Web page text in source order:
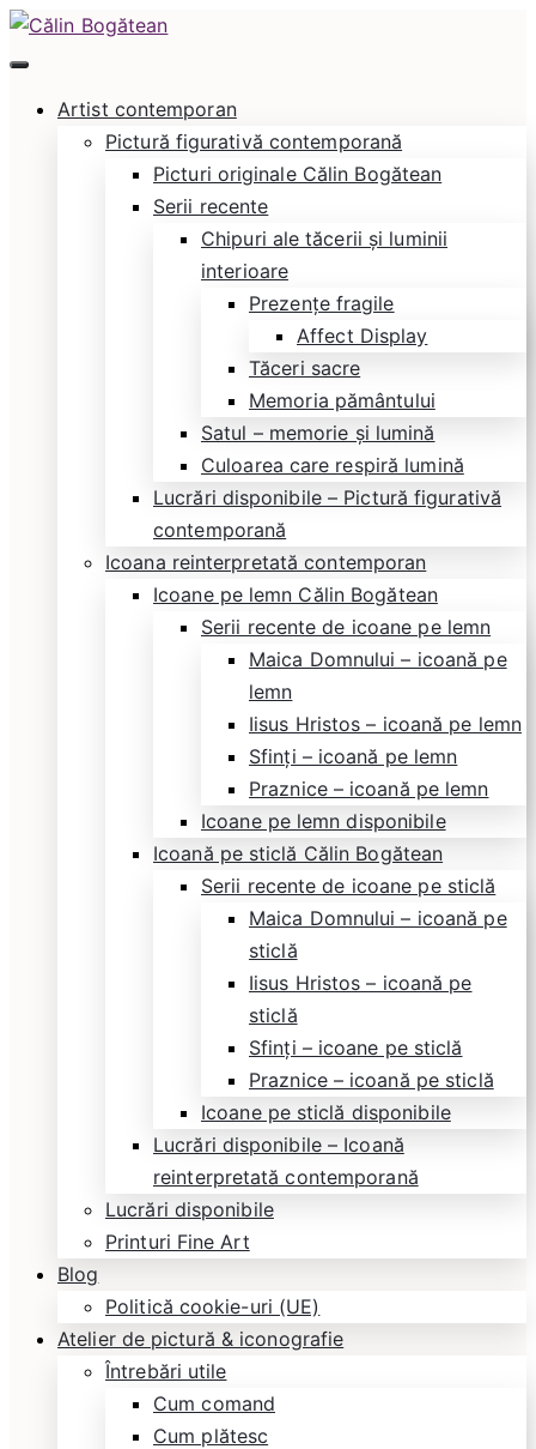
Skip
to
și sticlă, portrete și restaurare artă – Călin
Artist contemporan
Pictură figurativă contemporană
Picturi originale Călin Bogătean
Serii recente
Chipuri ale tăcerii și luminii
interioare
Prezențe fragile
Affect Display
Tăceri sacre
Memoria pământului
Satul – memorie și lumină
Culoarea care respiră lumină
Lucrări disponibile – Pictură figurativă
contemporană
Icoana reinterpretată contemporan
Icoane pe lemn Călin Bogătean
Serii recente de icoane pe lemn
Maica Domnului – icoană pe
lemn
Iisus Hristos – icoană pe lemn
Sfinți – icoană pe lemn
Praznice – icoană pe lemn
Icoane pe lemn disponibile
Icoană pe sticlă Călin Bogătean
Serii recente de icoane pe sticlă
Maica Domnului – icoană pe
sticlă
Iisus Hristos – icoană pe
sticlă
Sfinți – icoane pe sticlă
Praznice – icoană pe sticlă
Icoane pe sticlă disponibile
Lucrări disponibile – Icoană
reinterpretată contemporană
Lucrări disponibile
Printuri Fine Art
Blog
Politică cookie-uri (UE)
Atelier de pictură & iconografie
Întrebări utile
Cum comand
Cum plătesc